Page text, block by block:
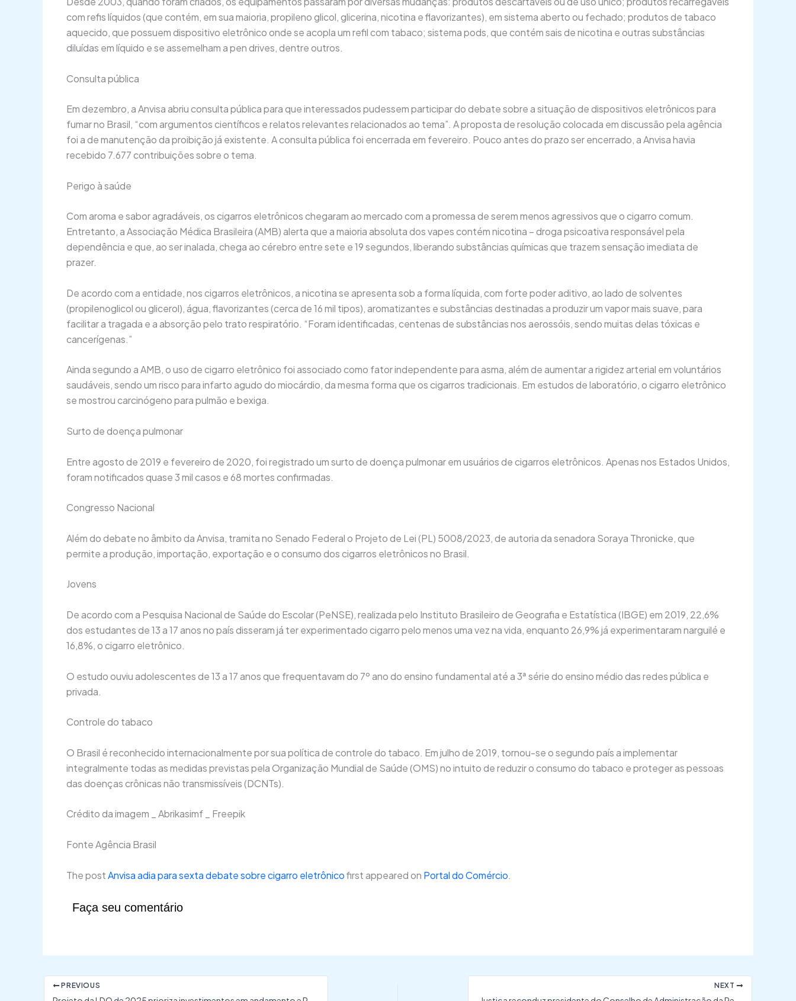
com refis líquidos (que contém, em sua maioria, propileno glicol, glicerina, nicotina e flavorizantes), em sistema aberto ou fechado; produtos de tabaco
aquecido, que possuem dispositivo eletrônico onde se acopla um refil com tabaco; sistema pods, que contém sais de nicotina e outras substâncias
diluídas em líquido e se assemelham a pen drives, dentre outros.
Consulta pública
Em dezembro, a Anvisa abriu consulta pública para que interessados pudessem participar do debate sobre a situação de dispositivos eletrônicos para
fumar no Brasil, “com argumentos científicos e relatos relevantes relacionados ao tema”. A proposta de resolução colocada em discussão pela agência
foi a de manutenção da proibição já existente. A consulta pública foi encerrada em fevereiro. Pouco antes do prazo ser encerrado, a Anvisa havia
recebido 7.677 contribuições sobre o tema.
Perigo à saúde
Com aroma e sabor agradáveis, os cigarros eletrônicos chegaram ao mercado com a promessa de serem menos agressivos que o cigarro comum.
Entretanto, a Associação Médica Brasileira (AMB) alerta que a maioria absoluta dos vapes contém nicotina – droga psicoativa responsável pela
dependência e que, ao ser inalada, chega ao cérebro entre sete e 19 segundos, liberando substâncias químicas que trazem sensação imediata de
prazer.
De acordo com a entidade, nos cigarros eletrônicos, a nicotina se apresenta sob a forma líquida, com forte poder aditivo, ao lado de solventes
(propilenoglicol ou glicerol), água, flavorizantes (cerca de 16 mil tipos), aromatizantes e substâncias destinadas a produzir um vapor mais suave, para
facilitar a tragada e a absorção pelo trato respiratório. “Foram identificadas, centenas de substâncias nos aerossóis, sendo muitas delas tóxicas e
cancerígenas.”
Ainda segundo a AMB, o uso de cigarro eletrônico foi associado como fator independente para asma, além de aumentar a rigidez arterial em voluntários
saudáveis, sendo um risco para infarto agudo do miocárdio, da mesma forma que os cigarros tradicionais. Em estudos de laboratório, o cigarro eletrônico
se mostrou carcinógeno para pulmão e bexiga.
Surto de doença pulmonar
Entre agosto de 2019 e fevereiro de 2020, foi registrado um surto de doença pulmonar em usuários de cigarros eletrônicos. Apenas nos Estados Unidos,
foram notificados quase 3 mil casos e 68 mortes confirmadas.
Congresso Nacional
Além do debate no âmbito da Anvisa, tramita no Senado Federal o Projeto de Lei (PL) 5008/2023, de autoria da senadora Soraya Thronicke, que
permite a produção, importação, exportação e o consumo dos cigarros eletrônicos no Brasil.
Jovens
De acordo com a Pesquisa Nacional de Saúde do Escolar (PeNSE), realizada pelo Instituto Brasileiro de Geografia e Estatística (IBGE) em 2019, 22,6%
dos estudantes de 13 a 17 anos no país disseram já ter experimentado cigarro pelo menos uma vez na vida, enquanto 26,9% já experimentaram narguilé e
16,8%, o cigarro eletrônico.
O estudo ouviu adolescentes de 13 a 17 anos que frequentavam do 7º ano do ensino fundamental até a 3ª série do ensino médio das redes pública e
privada.
Controle do tabaco
O Brasil é reconhecido internacionalmente por sua política de controle do tabaco. Em julho de 2019, tornou-se o segundo país a implementar
integralmente todas as medidas previstas pela Organização Mundial de Saúde (OMS) no intuito de reduzir o consumo do tabaco e proteger as pessoas
das doenças crônicas não transmissíveis (DCNTs).
Crédito da imagem _ Abrikasimf _ Freepik
Fonte Agência Brasil
The postAnvisa adia para sexta debate sobre cigarro eletrônicofirst appeared on Portal do Comércio.
Faça seu comentário
PREVIOUS NEXT